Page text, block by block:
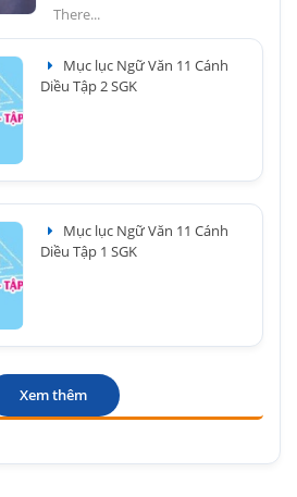
There...
Mục lục Ngữ Văn 11 Cánh
Diều Tập 2 SGK
Mục lục Ngữ Văn 11 Cánh
Diều Tập 1 SGK
Xem thêm